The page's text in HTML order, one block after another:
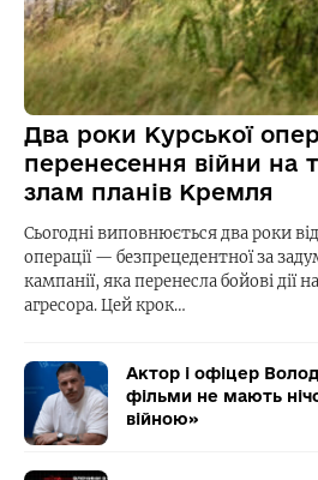
Два роки Курської
перенесення війни на
злам планів Кремля
Сьогодні виповнюється два роки
операції — безпрецедентної за
кампанії, яка перенесла бойові дії
агресора. Цей крок…
Актор і офіцер
фільми не мають
війною»